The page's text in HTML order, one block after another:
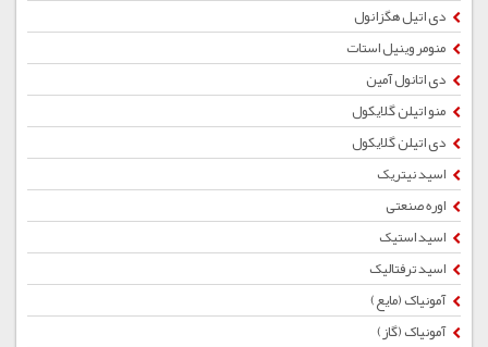
دی اتیل هگزانول
منومر وینیل استات
دی اتانول آمین
منو اتیلن گلایکول
دی اتیلن گلایکول
اسید نیتریک
اوره صنعتی
اسید استیک
اسید ترفتالیک
آمونیاک (مایع)
آمونیاک (گاز)